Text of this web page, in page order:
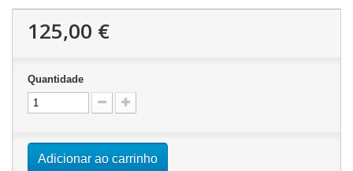
125,00 €
Quantidade
Adicionar ao carrinho